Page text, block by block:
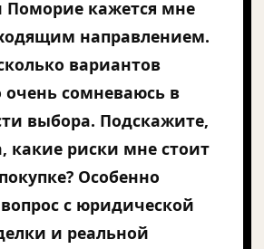
Поморие кажется мне
направлением.
вариантов
очень сомневаюсь в
выбора. Подскажите,
какие риски мне стоит
Особенно
с юридической
и реальной